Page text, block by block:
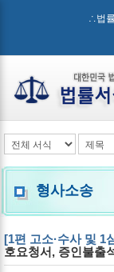
∴법
형사소송
[1편 고소·수사 및 1
호요청서, 증인불출